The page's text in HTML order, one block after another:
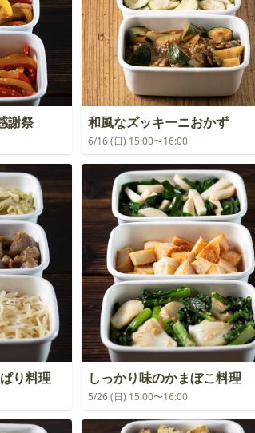
謝祭 和風なズッキーニおかず
6/16 (日) 15:00〜16:00
り料理 しっかり味のかまぼこ料理
5/26 (日) 15:00〜16:00